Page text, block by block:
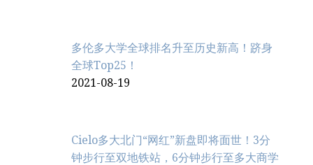
多伦多大学全球排名升至历史新高！跻身
全球Top25！
2021-08-19
Cielo多大北门“网红”新盘即将面世！3分
钟步行至双地铁站，6分钟步行至多大商学